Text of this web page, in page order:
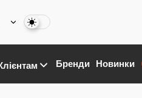
Бренди Новинки